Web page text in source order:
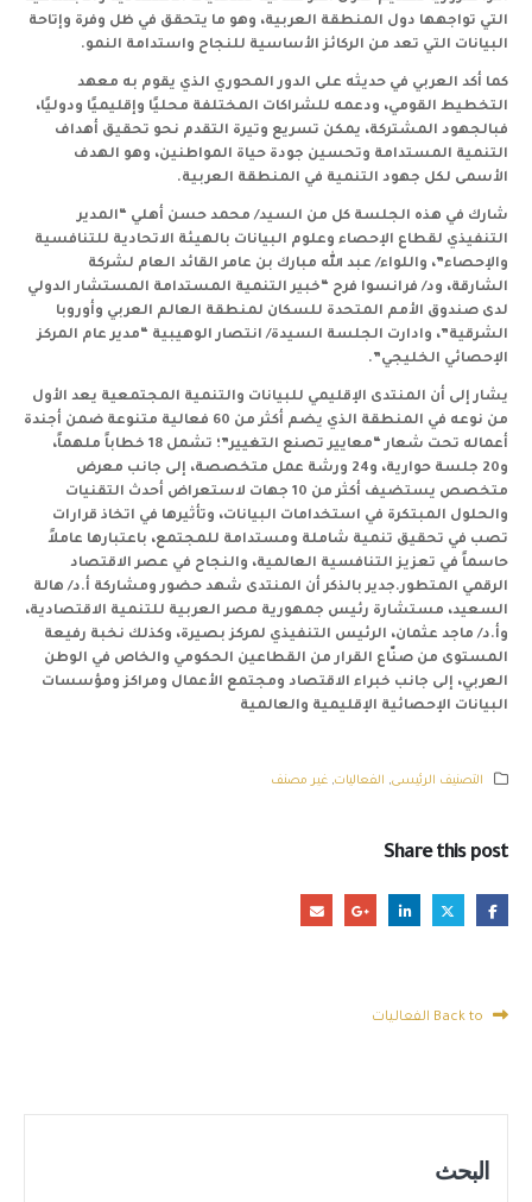
التي تواجهها دول المنطقة العربية، وهو ما يتحقق في ظل وفرة وإتاحة
البيانات التي تعد من الركائز الأساسية للنجاح واستدامة النمو.
كما أكد العربي في حديثه على الدور المحوري الذي يقوم به معهد
التخطيط القومي، ودعمه للشراكات المختلفة محليًا وإقليميًا ودوليًا،
فبالجهود المشتركة، يمكن تسريع وتيرة التقدم نحو تحقيق أهداف
التنمية المستدامة وتحسين جودة حياة المواطنين، وهو الهدف
الأسمى لكل جهود التنمية في المنطقة العربية.
شارك في هذه الجلسة كل من السيد/ محمد حسن أهلي “المدير
التنفيذي لقطاع الإحصاء وعلوم البيانات بالهيئة الاتحادية للتنافسية
والإحصاء”، واللواء/ عبد الله مبارك بن عامر القائد العام لشركة
الشارقة، ود/ فرانسوا فرح “خبير التنمية المستدامة المستشار الدولي
لدى صندوق الأمم المتحدة للسكان لمنطقة العالم العربي وأوروبا
الشرقية”، وادارت الجلسة السيدة/ انتصار الوهيبية “مدير عام المركز
الإحصائي الخليجي”.
يشار إلى أن المنتدى الإقليمي للبيانات والتنمية المجتمعية يعد الأول
من نوعه في المنطقة الذي يضم أكثر من 60 فعالية متنوعة ضمن أجندة
أعماله تحت شعار “معايير تصنع التغيير”؛ تشمل 18 خطاباً ملهماً،
و20 جلسة حوارية، و24 ورشة عمل متخصصة، إلى جانب معرض
متخصص يستضيف أكثر من 10 جهات لاستعراض أحدث التقنيات
والحلول المبتكرة في استخدامات البيانات، وتأثيرها في اتخاذ قرارات
تصب في تحقيق تنمية شاملة ومستدامة للمجتمع، باعتبارها عاملاً
حاسماً في تعزيز التنافسية العالمية، والنجاح في عصر الاقتصاد
الرقمي المتطور.جدير بالذكر أن المنتدى شهد حضور ومشاركة أ.د/ هالة
السعيد، مستشارة رئيس جمهورية مصر العربية للتنمية الاقتصادية،
وأ.د/ ماجد عثمان، الرئيس التنفيذي لمركز بصيرة، وكذلك نخبة رفيعة
المستوى من صنّاع القرار من القطاعين الحكومي والخاص في الوطن
العربي، إلى جانب خبراء الاقتصاد ومجتمع الأعمال ومراكز ومؤسسات
البيانات الإحصائية الإقليمية والعالمية
التصنيف الرئيسى, الفعاليات, غير مصنف
Share this post
البحث